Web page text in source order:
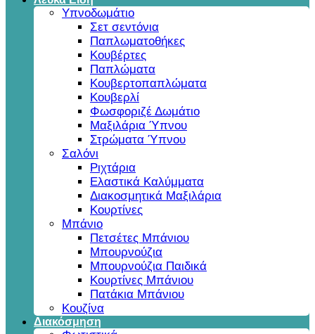
Υπνοδωμάτιο
Σετ σεντόνια
Παπλωματοθήκες
Κουβέρτες
Παπλώματα
Κουβερτοπαπλώματα
Κουβερλί
Φωσφοριζέ Δωμάτιο
Μαξιλάρια Ύπνου
Στρώματα Ύπνου
Σαλόνι
Ριχτάρια
Ελαστικά Καλύμματα
Διακοσμητικά Μαξιλάρια
Κουρτίνες
Μπάνιο
Πετσέτες Μπάνιου
Μπουρνούζια
Μπουρνούζια Παιδικά
Κουρτίνες Μπάνιου
Πατάκια Μπάνιου
Κουζίνα
Διακόσμηση